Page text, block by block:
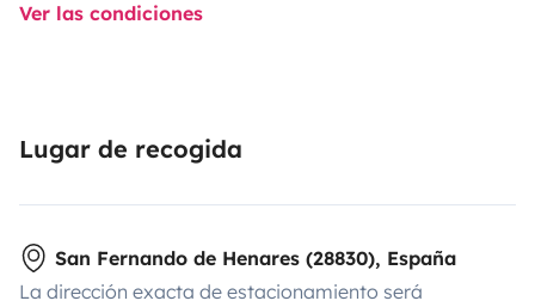
Ver las condiciones
Lugar de recogida
San Fernando de Henares (28830), España
La dirección exacta de estacionamiento será